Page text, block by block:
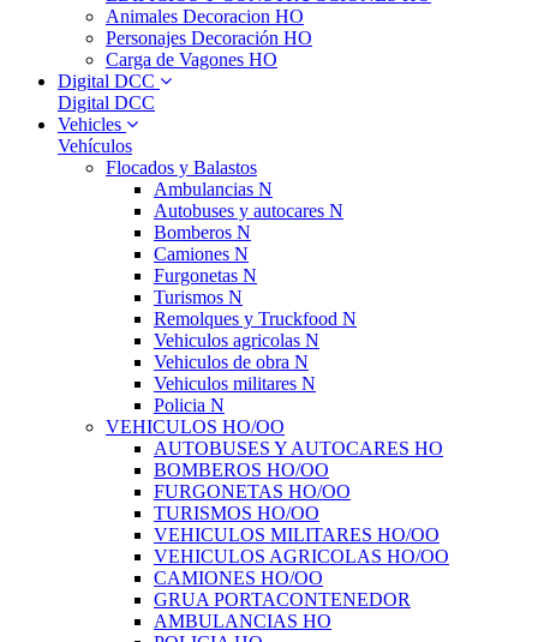
Animales Decoracion HO
Personajes Decoración HO
Carga de Vagones HO
Digital DCC
Digital DCC
Vehicles
Vehículos
Flocados y Balastos
Ambulancias N
Autobuses y autocares N
Bomberos N
Camiones N
Furgonetas N
Turismos N
Remolques y Truckfood N
Vehiculos agricolas N
Vehiculos de obra N
Vehiculos militares N
Policia N
VEHICULOS HO/OO
AUTOBUSES Y AUTOCARES HO
BOMBEROS HO/OO
FURGONETAS HO/OO
TURISMOS HO/OO
VEHICULOS MILITARES HO/OO
VEHICULOS AGRICOLAS HO/OO
CAMIONES HO/OO
GRUA PORTACONTENEDOR
AMBULANCIAS HO